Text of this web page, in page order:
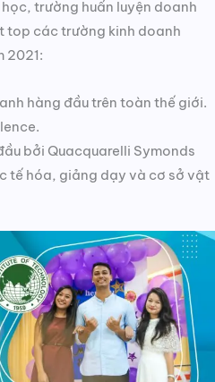
trường huấn luyện doanh
top các trường kinh doanh
2021:
hàng đầu trên toàn thế giới.
bởi Quacquarelli Symonds
tế hóa, giảng dạy và cơ sở vật